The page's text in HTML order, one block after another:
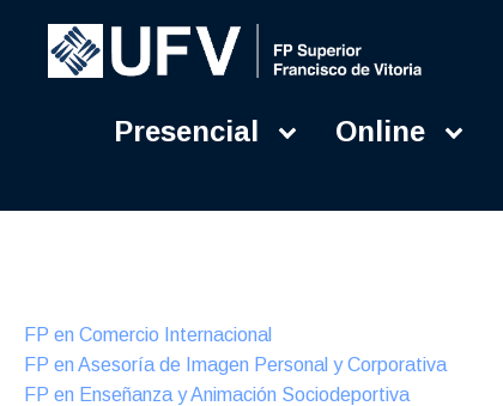
Presencial Online
Presencial
FP en Comercio Internacional
FP en Asesoría de Imagen Personal y Corporativa
FP en Enseñanza y Animación Sociodeportiva